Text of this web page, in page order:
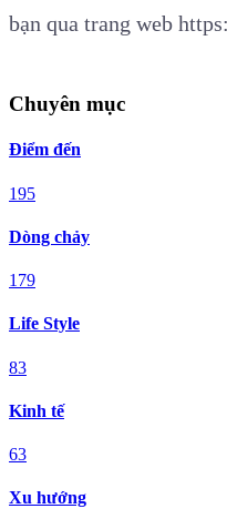
bạn qua trang web
Chuyên mục
Điểm đến
195
Dòng chảy
179
Life Style
83
Kinh tế
63
Xu hướng